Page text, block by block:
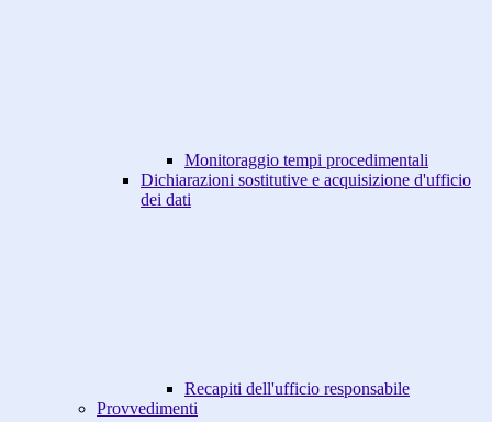
Monitoraggio tempi procedimentali
Dichiarazioni sostitutive e acquisizione d'ufficio
dei dati
Recapiti dell'ufficio responsabile
Provvedimenti